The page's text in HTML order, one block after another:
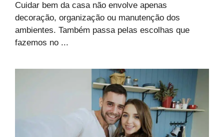
Cuidar bem da casa não envolve apenas
decoração, organização ou manutenção dos
ambientes. Também passa pelas escolhas que
fazemos no ...